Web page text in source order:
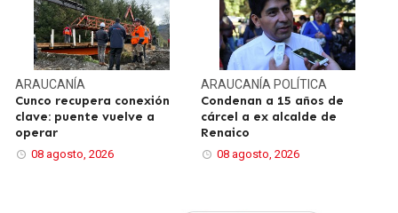
ARAUCANÍA
Cunco recupera conexión
clave: puente vuelve a
operar
08 agosto, 2026
ARAUCANÍA POLÍTICA
Condenan a 15 años de
cárcel a ex alcalde de
Renaico
08 agosto, 2026